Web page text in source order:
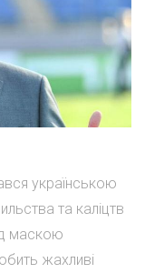
українською
та каліцтв
маскою
жахливі